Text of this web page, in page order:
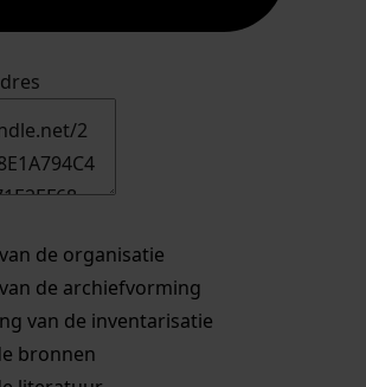
de organisatie
de archiefvorming
van de inventarisatie
bronnen